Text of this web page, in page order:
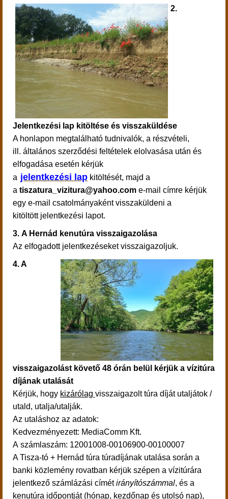
2.
Jelentkezési lap kitöltése és visszaküldése
A honlapon megtalálható tudnivalók, a részvételi,
ill. általános szerződési feltételek elolvasása után és
elfogadása esetén kérjük
a jelentkezési lap kitöltését, majd a
a tiszatura_vizitura@yahoo.com e-mail címre kérjük
egy e-mail csatolmányaként visszaküldeni a
kitöltött jelentkezési lapot.
3. A Hernád kenutúra visszaigazolása
Az elfogadott jelentkezéseket visszaigazoljuk.
4. A
visszaigazolást követő 48 órán belül kérjük a vízitúra
díjának utalását
Kérjük, hogy kizárólag visszaigazolt túra díját utaljátok /
utald, utalja/utalják.
Az utaláshoz az adatok:
Kedvezményezett: MediaComm Kft.
A számlaszám: 12001008-00106900-00100007
A Tisza-tó + Hernád túra túradíjának utalása során a
banki közlemény rovatban kérjük szépen a vízitúrára
jelentkező számlázási címétirányítószámmal, és a
kenutúra időpontját (hónap, kezdőnap és utolsó nap),